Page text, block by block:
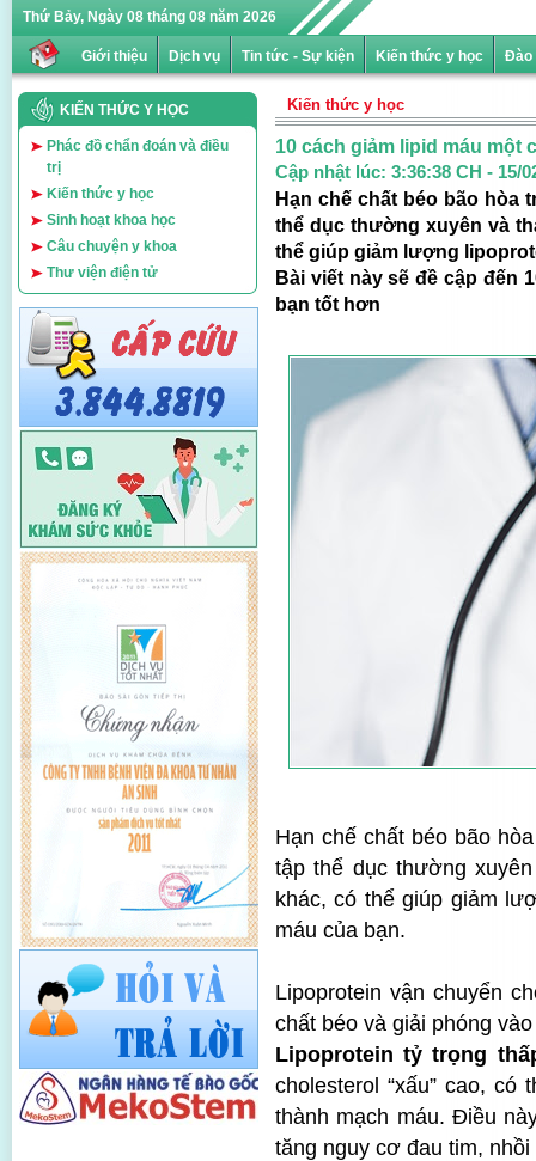
Thứ Bảy, Ngày 08 tháng 08 năm 2026
Giới thiệu Dịch vụ Tin tức - Sự kiện Kiến thức y học Đào
KIẾN THỨC Y HỌC
Phác đồ chẩn đoán và điều
trị
Kiến thức y học
Sinh hoạt khoa học
Câu chuyện y khoa
Thư viện điện tử
Kiến thức y học
10 cách giảm lipid máu một
Cập nhật lúc: 3:36:38 CH - 15/
Hạn chế chất béo bão hòa
thể dục thường xuyên và
thể giúp giảm lượng
Bài viết này sẽ đề cập đến
bạn tốt hơn
Hạn chế chất béo bão
tập thể dục thường
khác, có thể giúp giảm
máu của bạn.
Lipoprotein vận chuyển
chất béo và giải phóng
Lipoprotein tỷ trọng
cholesterol “xấu” cao,
thành mạch máu. Điều
tăng nguy cơ đau tim,